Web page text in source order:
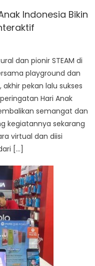
Indonesia Bikin
dan pionir STEAM di
playground dan
pekan lalu sukses
Hari Anak
semangat dan
kegiatannya sekarang
virtual dan diisi
[…]